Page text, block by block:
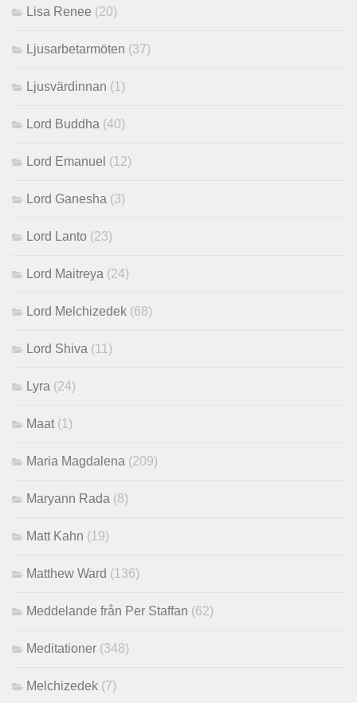
Lisa Renee (20)
Ljusarbetarmöten (37)
Ljusvärdinnan (1)
Lord Buddha (40)
Lord Emanuel (12)
Lord Ganesha (3)
Lord Lanto (23)
Lord Maitreya (24)
Lord Melchizedek (68)
Lord Shiva (11)
Lyra (24)
Maat (1)
Maria Magdalena (209)
Maryann Rada (8)
Matt Kahn (19)
Matthew Ward (136)
Meddelande från Per Staffan (62)
Meditationer (348)
Melchizedek (7)